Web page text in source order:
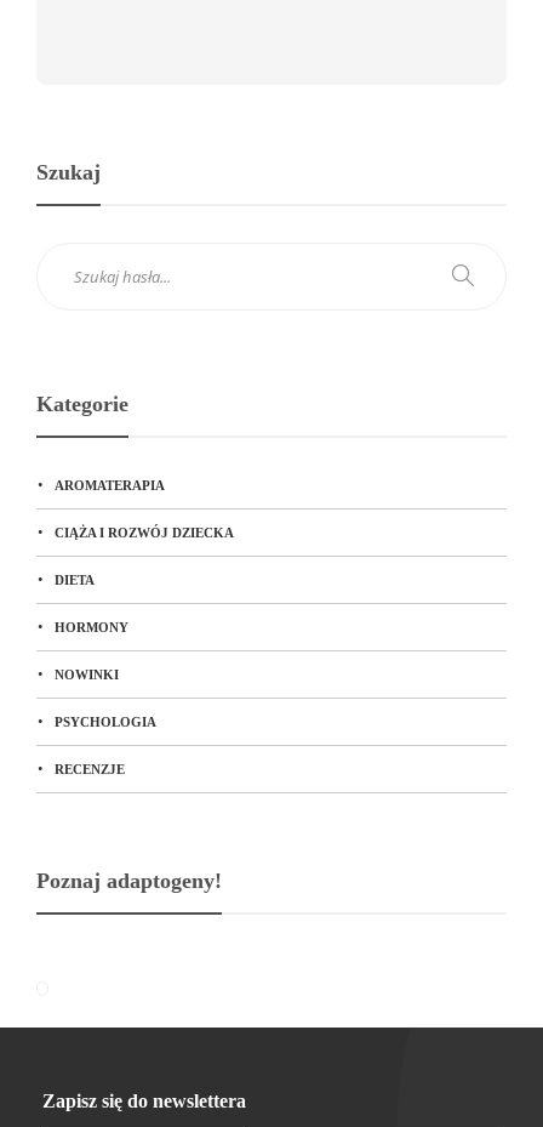
Szukaj
Kategorie
AROMATERAPIA
CIĄŻA I ROZWÓJ DZIECKA
DIETA
HORMONY
NOWINKI
PSYCHOLOGIA
RECENZJE
Poznaj adaptogeny!
Zapisz się do newslettera